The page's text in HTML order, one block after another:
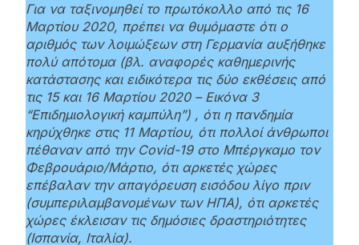
Για να ταξινομηθεί το πρωτόκολλο από τις 16
Μαρτίου 2020, πρέπει να θυμόμαστε ότι ο
αριθμός των λοιμώξεων στη Γερμανία αυξήθηκε
πολύ απότομα (βλ. αναφορές καθημερινής
κατάστασης και ειδικότερα τις δύο εκθέσεις από
τις 15 και 16 Μαρτίου 2020 – Εικόνα 3
“Επιδημιολογική καμπύλη”) , ότι η πανδημία
κηρύχθηκε στις 11 Μαρτίου, ότι πολλοί άνθρωποι
πέθαναν από την Covid-19 στο Μπέργκαμο τον
Φεβρουάριο/Μάρτιο, ότι αρκετές χώρες
επέβαλαν την απαγόρευση εισόδου λίγο πριν
(συμπεριλαμβανομένων των ΗΠΑ), ότι αρκετές
χώρες έκλεισαν τις δημόσιες δραστηριότητες
(Ισπανία, Ιταλία).